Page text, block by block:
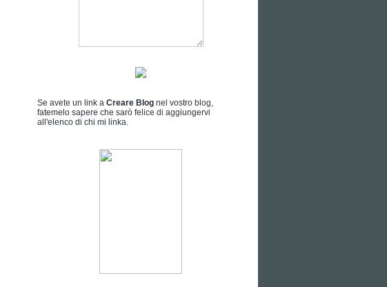
Se avete un link a Creare Blog nel vostro blog,
fatemelo sapere che sarò felice di aggiungervi
all'elenco di chi mi linka.